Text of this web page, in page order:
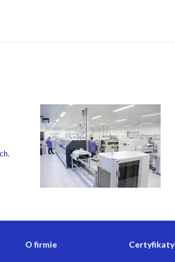
O firmie Certyfikaty